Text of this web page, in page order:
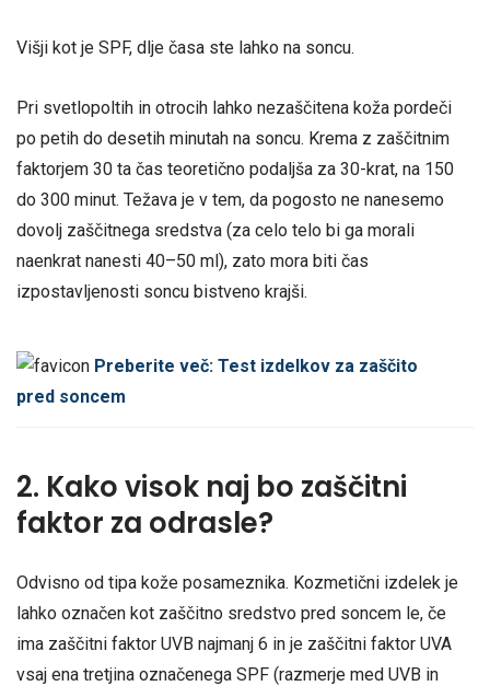
Višji kot je SPF, dlje časa ste lahko na soncu.
Pri svetlopoltih in otrocih lahko nezaščitena koža pordeči
po petih do desetih minutah na soncu. Krema z zaščitnim
faktorjem 30 ta čas teoretično podaljša za 30-krat, na 150
do 300 minut. Težava je v tem, da pogosto ne nanesemo
dovolj zaščitnega sredstva (za celo telo bi ga morali
naenkrat nanesti 40–50 ml), zato mora biti čas
izpostavljenosti soncu bistveno krajši.
Preberite več: Test izdelkov za zaščito
pred soncem
2. Kako visok naj bo zaščitni
faktor za odrasle?
Odvisno od tipa kože posameznika. Kozmetični izdelek je
lahko označen kot zaščitno sredstvo pred soncem le, če
ima zaščitni faktor UVB najmanj 6 in je zaščitni faktor UVA
vsaj ena tretjina označenega SPF (razmerje med UVB in